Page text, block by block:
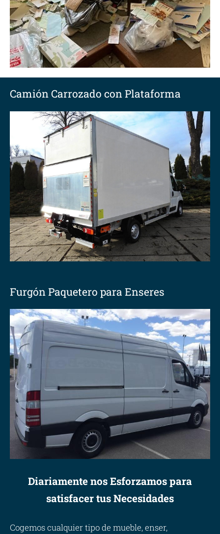
Camión Carrozado con Plataforma
Furgón Paquetero para Enseres
Diariamente nos Esforzamos para
satisfacer tus Necesidades
Cogemos cualquier tipo de mueble, enser,